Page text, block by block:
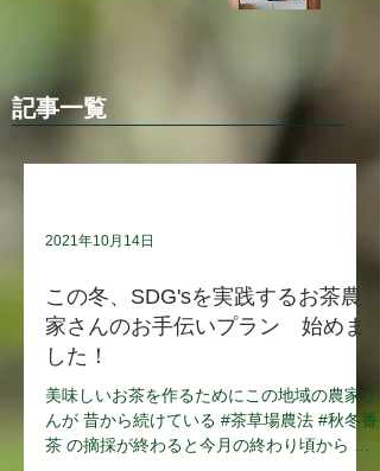
記事一覧
2021年10月14日
この冬、SDG'sを実践するお茶農
家さんのお手伝いプラン 始めま
した！
美味しいお茶を作るためにこの地域の農家さ
んが 昔から続けている #茶草場農法 #秋冬番
茶 の摘採が終わると今月の終わり頃から 来